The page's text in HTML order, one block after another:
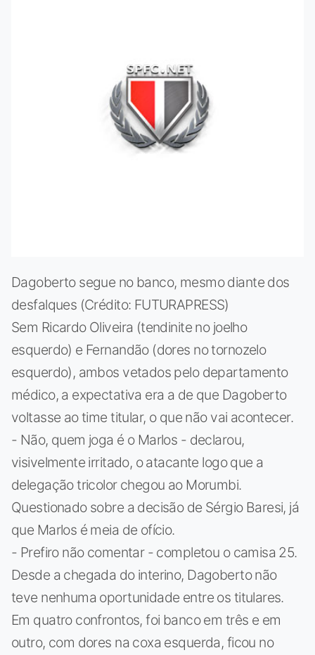
Dagoberto segue no banco, mesmo diante dos
desfalques (Crédito: FUTURAPRESS)
Sem Ricardo Oliveira (tendinite no joelho
esquerdo) e Fernandão (dores no tornozelo
esquerdo), ambos vetados pelo departamento
médico, a expectativa era a de que Dagoberto
voltasse ao time titular, o que não vai acontecer.
- Não, quem joga é o Marlos - declarou,
visivelmente irritado, o atacante logo que a
delegação tricolor chegou ao Morumbi.
Questionado sobre a decisão de Sérgio Baresi, já
que Marlos é meia de ofício.
- Prefiro não comentar - completou o camisa 25.
Desde a chegada do interino, Dagoberto não
teve nenhuma oportunidade entre os titulares.
Em quatro confrontos, foi banco em três e em
outro, com dores na coxa esquerda, ficou no